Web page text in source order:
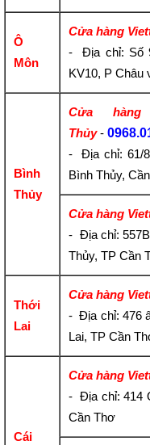
Ô
Môn
Cửa hàng
- Địa chỉ: Số
KV10, P Châu
Bình
Thủy
Cửa
Thủy-
- Địa chỉ: 61/8
Bình Thủy,
Cửa hàng
- Địa chỉ:
Thủy, TP Cần
Thới
Lai
Cửa hàng
- Địa chỉ: 476
Lai, TP Cần
Cái
Cửa hàng
- Địa chỉ: 414
Cần Thơ